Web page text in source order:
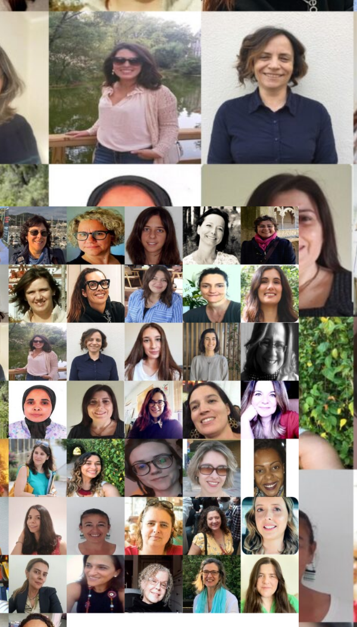
aborda as relações entre sociedade e natureza,
participação pública, ciência cidadã, saúde e
sociobiodiversidade. Estes temas são atravessados
incluindo as de género, reconhecendo que
desafios sociais e éticos.
no rigor, mas também no diálogo com
plurais. Celebrar as mulheres na ciência é
a investigação e que a presença ativa de mulheres
e líderes de projeto — é essencial para
do nosso tempo.